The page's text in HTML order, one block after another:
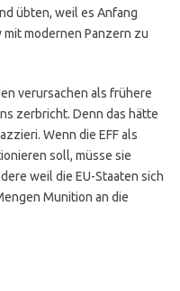
übten, weil es Anfang
modernen Panzern zu
verursachen als frühere
zerbricht. Denn das hätte
Wenn die EFF als
soll, müsse sie
weil die EU-Staaten sich
Munition an die